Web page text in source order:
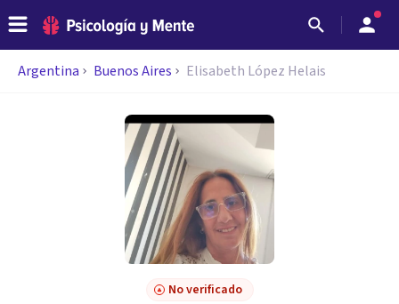
Argentina Buenos Aires Elisabeth López Helais
No verificado